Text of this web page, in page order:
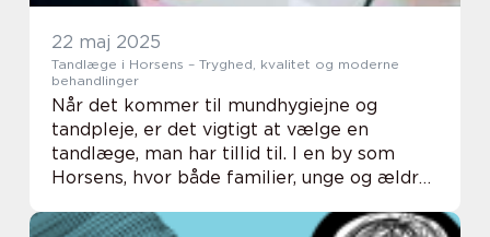
22 maj 2025
Tandlæge i Horsens – Tryghed, kvalitet og moderne
behandlinger
Når det kommer til mundhygiejne og
tandpleje, er det vigtigt at vælge en
tandlæge, man har tillid til. I en by som
Horsens, hvor både familier, unge og ældre
central roll...